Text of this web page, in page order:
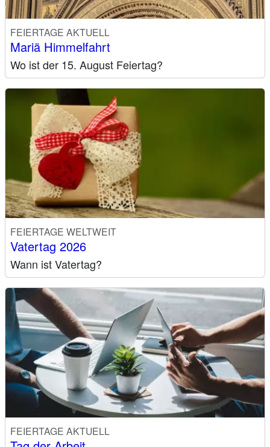
FEIERTAGE AKTUELL
Mariä Himmelfahrt
Wo ist der 15. August Feiertag?
FEIERTAGE WELTWEIT
Vatertag 2026
Wann ist Vatertag?
FEIERTAGE AKTUELL